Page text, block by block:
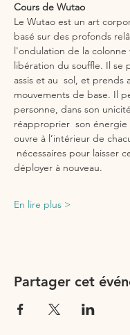
Cours de Wutao
Le Wutao est un art
basé sur des profonds
l'ondulation de la colonne
libération du souffle. Il se
assis et au  sol, et prends
mouvements de base. Il
personne, dans son
réapproprier  son
ouvre à l’intérieur de
nécessaires pour laisser
déployer à nouveau.
En lire plus >
Partager cet